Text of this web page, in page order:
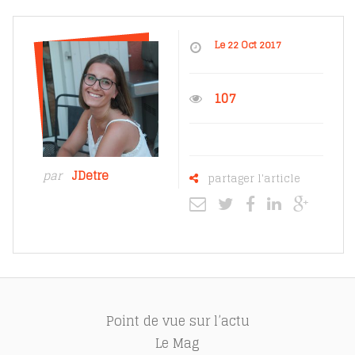
par JDetre
Le 22 Oct 2017
107
partager l'article
Point de vue sur l’actu
Le Mag